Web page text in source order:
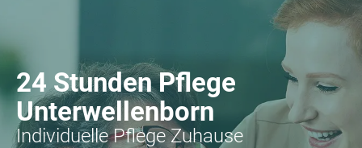
24 Stunden Pflege
Unterwellenborn
Individuelle Pflege Zuhause